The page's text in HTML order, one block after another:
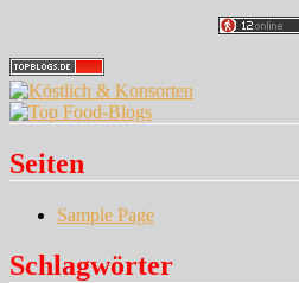
Seiten
Sample Page
Schlagwörter